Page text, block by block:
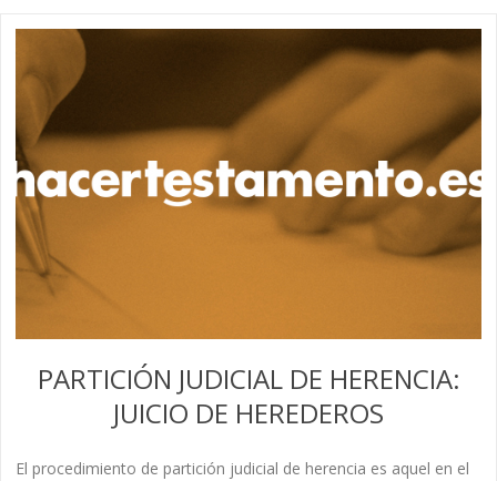
PARTICIÓN JUDICIAL DE HERENCIA:
JUICIO DE HEREDEROS
El procedimiento de partición judicial de herencia es aquel en el